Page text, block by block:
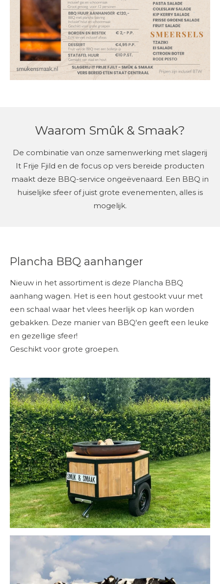
Waarom Smûk & Smaak?
De combinatie van onze samenwerking met slagerij
It Frije Fjild en de focus op vers bereide producten
maakt deze BBQ-service ongeëvenaard. Een BBQ in
huiselijke sfeer of juist grote evenementen, alles is
mogelijk.
Plancha BBQ aanhanger
Nieuw in het assortiment is deze Plancha BBQ
aanhang wagen. Het is een hout gestookt vuur met
een schaal waar het vlees heerlijk op kan worden
gebakken. Deze manier van BBQ'en geeft een leuke
en gezellige sfeer!
Geschikt voor grote groepen.